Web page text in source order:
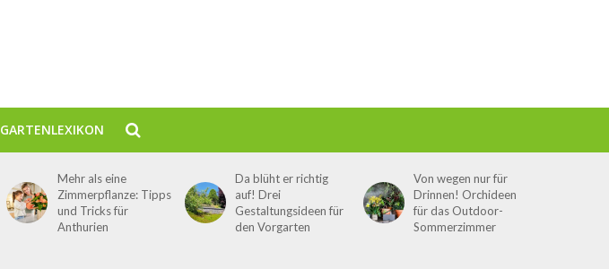
GARTENLEXIKON
Mehr als eine
Zimmerpflanze: Tipps
und Tricks für
Anthurien
Da blüht er richtig
auf! Drei
Gestaltungsideen für
den Vorgarten
Von wegen nur für
Drinnen! Orchideen
für das Outdoor-
Sommerzimmer